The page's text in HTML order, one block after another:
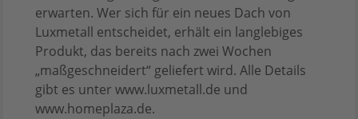
erwarten. Wer sich für ein neues Dach von
Luxmetall entscheidet, erhält ein langlebiges
Produkt, das bereits nach zwei Wochen
„maßgeschneidert“ geliefert wird. Alle Details
gibt es unter www.luxmetall.de und
www.homeplaza.de.